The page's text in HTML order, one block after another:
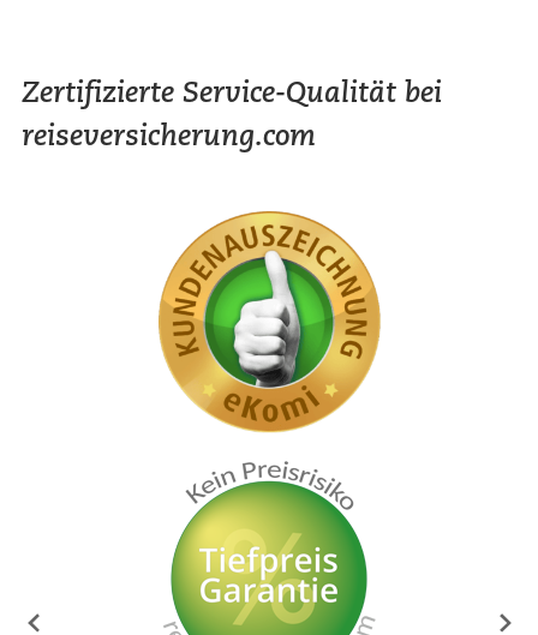
Zertifizierte Service-Qualität bei
reiseversicherung.com